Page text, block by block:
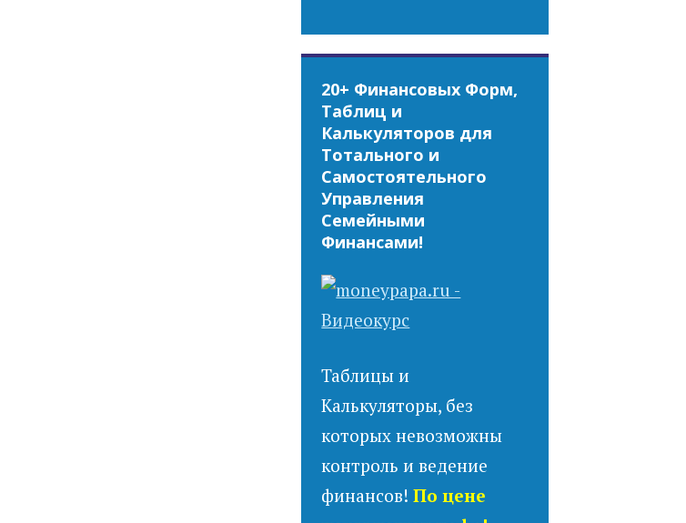
20+ Финансовых Форм,
Таблиц и
Калькуляторов для
Тотального и
Самостоятельного
Управления
Семейными
Финансами!
Таблицы и
Калькуляторы, без
которых невозможны
контроль и ведение
финансов!По цене